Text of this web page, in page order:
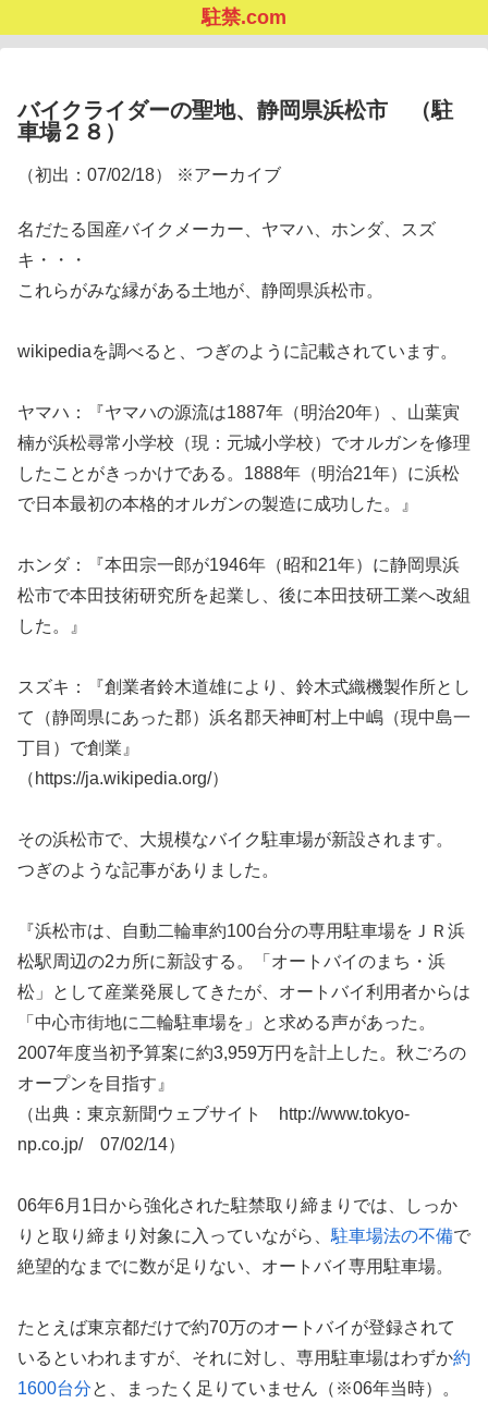
駐禁.com
バイクライダーの聖地、静岡県浜松市 （駐
車場２８）
（初出：07/02/18） ※アーカイブ
名だたる国産バイクメーカー、ヤマハ、ホンダ、スズ
キ・・・
これらがみな縁がある土地が、静岡県浜松市。
wikipediaを調べると、つぎのように記載されています。
ヤマハ：『ヤマハの源流は1887年（明治20年）、山葉寅
楠が浜松尋常小学校（現：元城小学校）でオルガンを修理
したことがきっかけである。1888年（明治21年）に浜松
で日本最初の本格的オルガンの製造に成功した。』
ホンダ：『本田宗一郎が1946年（昭和21年）に静岡県浜
松市で本田技術研究所を起業し、後に本田技研工業へ改組
した。』
スズキ：『創業者鈴木道雄により、鈴木式織機製作所とし
て（静岡県にあった郡）浜名郡天神町村上中嶋（現中島一
丁目）で創業』
（https://ja.wikipedia.org/）
その浜松市で、大規模なバイク駐車場が新設されます。
つぎのような記事がありました。
『浜松市は、自動二輪車約100台分の専用駐車場をＪＲ浜
松駅周辺の2カ所に新設する。「オートバイのまち・浜
松」として産業発展してきたが、オートバイ利用者からは
「中心市街地に二輪駐車場を」と求める声があった。
2007年度当初予算案に約3,959万円を計上した。秋ごろの
オープンを目指す』
（出典：東京新聞ウェブサイト http://www.tokyo-
np.co.jp/ 07/02/14）
06年6月1日から強化された駐禁取り締まりでは、しっか
りと取り締まり対象に入っていながら、 駐車場法の不備で
絶望的なまでに数が足りない、オートバイ専用駐車場。
たとえば東京都だけで約70万のオートバイが登録されて
いるといわれますが、それに対し、専用駐車場はわずか約
1600台分と、まったく足りていません（※06年当時）。